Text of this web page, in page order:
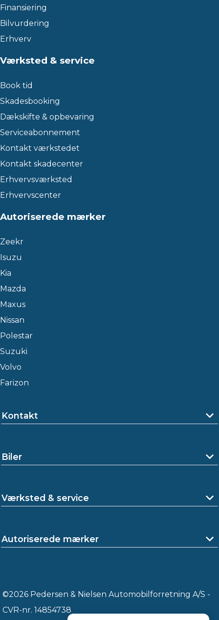
Finansiering
Bilvurdering
Erhverv
Værksted & service
Book tid
Skadesbooking
Dækskifte & opbevaring
Serviceabonnement
Kontakt værkstedet
Kontakt skadecenter
Erhvervsværksted
Erhvervscenter
Autoriserede mærker
Zeekr
Isuzu
Kia
Mazda
Maxus
Nissan
Polestar
Suzuki
Volvo
Farizon
Kontakt
Biler
Værksted & service
Autoriserede mærker
©2026 Pedersen & Nielsen Automobilforretning A/S -
CVR-nr. 14854738